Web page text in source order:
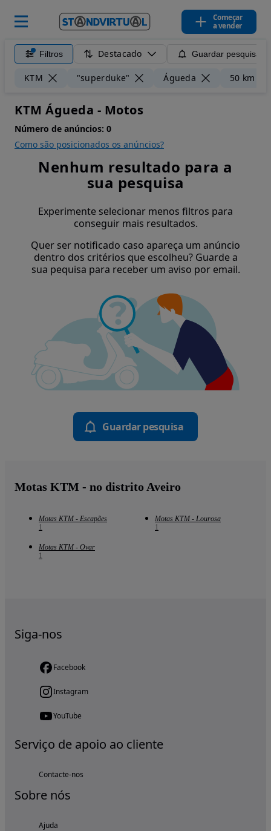
Começar
a vender
Filtros Destacado Guardar pesquisa
KTM "superduke" Águeda 50 km
KTM Águeda - Motos
Número de anúncios: 0
Como são posicionados os anúncios?
Nenhum resultado para a
sua pesquisa
Experimente selecionar menos filtros para
conseguir mais resultados.
Quer ser notificado caso apareça um anúncio
dentro dos critérios que escolheu? Guarde a
sua pequisa para receber um aviso por email.
Guardar pesquisa
Motas KTM - no distrito Aveiro
Motas KTM - Escapães
1
Motas KTM - Lourosa
1
Motas KTM - Ovar
1
Siga-nos
Facebook
Instagram
YouTube
Serviço de apoio ao cliente
Contacte-nos
Sobre nós
Ajuda